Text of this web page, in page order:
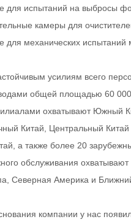
для испытаний на выбросы
камеры для
для механических испытаний
усилиям всего
общей площадью 60
охватывают Южный
Китай, Центральный
а также более 20
обслуживания
Северная Америка и
компании у нас